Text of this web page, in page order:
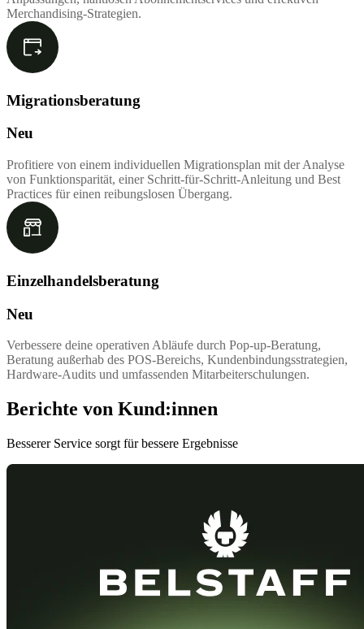
Merchandising-Strategien.
Migrationsberatung
Neu
Profitiere von einem individuellen Migrationsplan mit der Analyse
von Funktionsparität, einer Schritt-für-Schritt-Anleitung und Best
Practices für einen reibungslosen Übergang.
Einzelhandelsberatung
Neu
Verbessere deine operativen Abläufe durch Pop-up-Beratung,
Beratung außerhab des POS-Bereichs, Kundenbindungsstrategien,
Hardware-Audits und umfassenden Mitarbeiterschulungen.
Berichte von Kund:innen
Besserer Service sorgt für bessere Ergebnisse